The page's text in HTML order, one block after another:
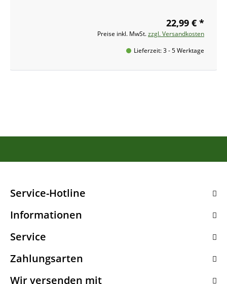
22,99 € *
Preise inkl. MwSt.zzgl. Versandkosten
Lieferzeit: 3 - 5 Werktage
Service-Hotline
Informationen
Service
Zahlungsarten
Wir versenden mit